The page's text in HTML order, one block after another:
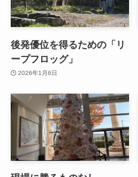
後発優位を得るための「リ
ープフロッグ」
2026年1月6日